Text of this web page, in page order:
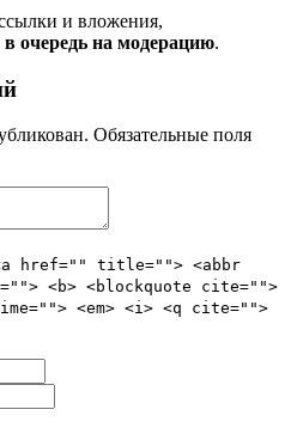
и вложения,
в очередь на модерацию.
Обязательные поля
href="" title=""> <abbr
<b> <blockquote cite="">
<em> <i> <q cite="">